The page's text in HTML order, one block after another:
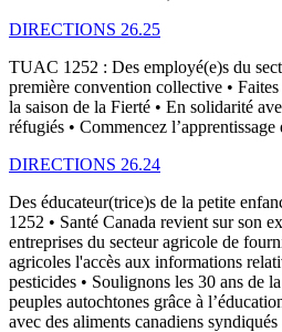
DIRECTIONS 26.25
TUAC 1252 : Des employé(e)s du
première convention collective •
la saison de la Fierté • En solidarité
réfugiés • Commencez
DIRECTIONS 26.24
Des éducateur(trice)s de la petite
1252 • Santé Canada revient sur son
entreprises du secteur agricole de
agricoles l'accès aux informations
pesticides • Soulignons les 30 ans de
peuples autochtones grâce à
avec des aliments canadiens syndiqués